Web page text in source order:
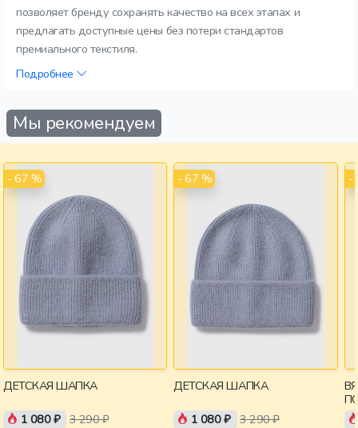
позволяет бренду сохранять качество на всех этапах и
предлагать доступные цены без потери стандартов
премиального текстиля.
Подробнее
Мы рекомендуем
- 67 %
ДЕТСКАЯ ШАПКА
1 080 ₽ 3 290 ₽
- 67 %
ДЕТСКАЯ ШАПКА
1 080 ₽ 3 290 ₽
-